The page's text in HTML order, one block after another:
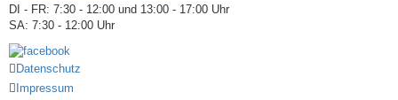
DI - FR: 7:30 - 12:00 und 13:00 - 17:00 Uhr
SA: 7:30 - 12:00 Uhr
Datenschutz
Impressum